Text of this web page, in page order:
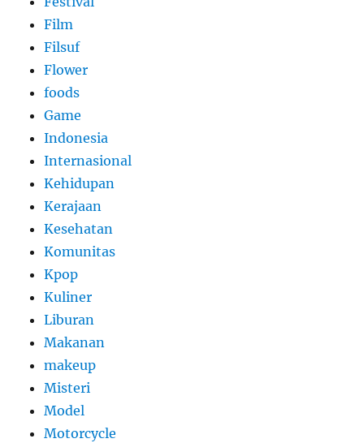
Film
Filsuf
Flower
foods
Game
Indonesia
Internasional
Kehidupan
Kerajaan
Kesehatan
Komunitas
Kpop
Kuliner
Liburan
Makanan
makeup
Misteri
Model
Motorcycle